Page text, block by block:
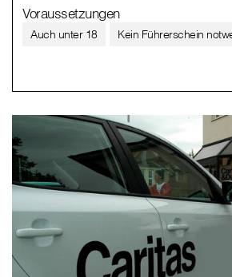
Voraussetzungen
Auch unter 18 Kein Führerschein